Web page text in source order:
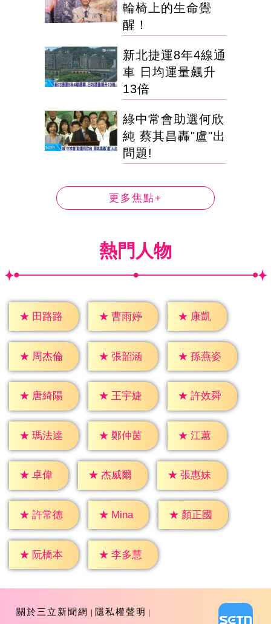
輪椅上的生命覺
醒！
新北捷運8年4線通
車 日均運量飆升
13倍
綠中常會助選何欣
純 蔡其昌轟"盧"出
問題!
更多焦點+
熱門人物
★ 田路路 ★ 曹雨婷 ★ 康凱
★ 周杰倫 ★ 張韶涵 ★ 孫燕姿
★ 唐綺陽 ★ 王宇婕 ★ 許效舜
★ 瑪法達 ★ 鄭仲茵 ★ 江蕙
★ 卓偉 ★ 杰威爾 ★ 張惠妹
★ 許常德 ★ Mina ★ 顏正國
★ 阮橋本 ★ 李多慧
關於三立新聞網 隱私權聲明